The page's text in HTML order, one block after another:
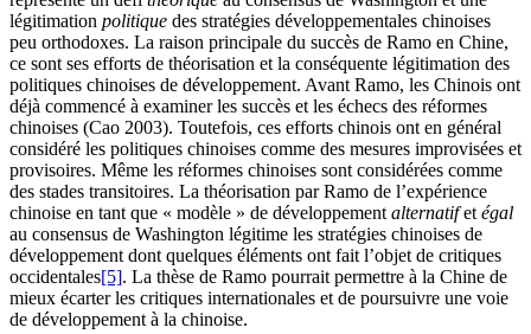
légitimation politique des stratégies développementales chinoises
peu orthodoxes. La raison principale du succès de Ramo en Chine,
ce sont ses efforts de théorisation et la conséquente légitimation des
politiques chinoises de développement. Avant Ramo, les Chinois ont
déjà commencé à examiner les succès et les échecs des réformes
chinoises (Cao 2003). Toutefois, ces efforts chinois ont en général
considéré les politiques chinoises comme des mesures improvisées et
provisoires. Même les réformes chinoises sont considérées comme
des stades transitoires. La théorisation par Ramo de l’expérience
chinoise en tant que « modèle » de développementalternatifetégal
au consensus de Washington légitime les stratégies chinoises de
développement dont quelques éléments ont fait l’objet de critiques
occidentales[5]. La thèse de Ramo pourrait permettre à la Chine de
mieux écarter les critiques internationales et de poursuivre une voie
de développement à la chinoise.